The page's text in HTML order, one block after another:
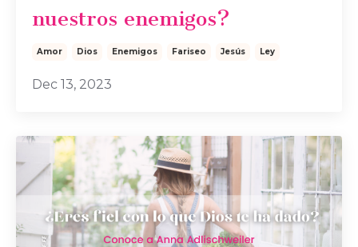
nuestros enemigos?
Amor Dios Enemigos Fariseo Jesús Ley
Dec 13, 2023